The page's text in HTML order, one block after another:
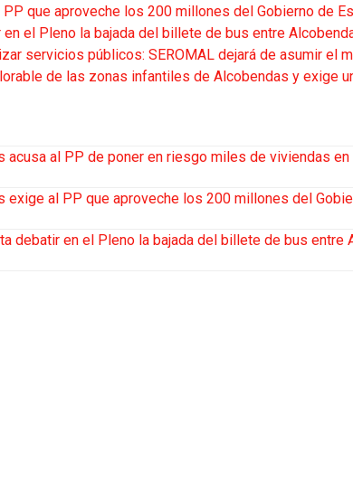
PP que aproveche los 200 millones del Gobierno de
el Pleno la bajada del billete de bus entre
servicios públicos: SEROMAL dejará de asumir el
de las zonas infantiles de Alcobendas y exige
acusa al PP de poner en riesgo miles de viviendas
exige al PP que aproveche los 200 millones del
debatir en el Pleno la bajada del billete de bus entre